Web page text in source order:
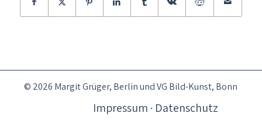
© 2026 Margit Grüger, Berlin und VG Bild-Kunst, Bonn
Impressum · Datenschutz